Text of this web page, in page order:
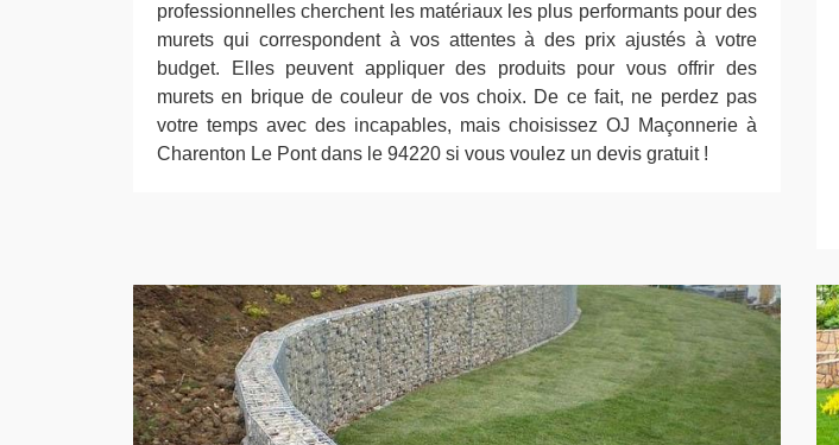
professionnelles cherchent les matériaux les plus performants pour des
murets qui correspondent à vos attentes à des prix ajustés à votre
budget. Elles peuvent appliquer des produits pour vous offrir des
murets en brique de couleur de vos choix. De ce fait, ne perdez pas
votre temps avec des incapables, mais choisissez OJ Maçonnerie à
Charenton Le Pont dans le 94220 si vous voulez un devis gratuit !